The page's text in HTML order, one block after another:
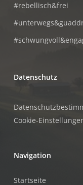
#rebellisch&frei
Datenschutz
Cookie-
Navigation
Startseite